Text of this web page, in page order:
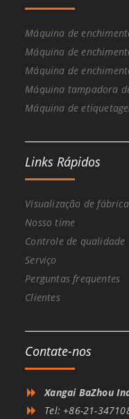
Máquina de
Máquina de
Máquina de
Máquina tampadora
Máquina de
Links Rápidos
Visualização de fábrica
Nosso time
Controle de qualidade
Serviço
Perguntas frequentes
Clientes
Contate-nos
Xangai BaZhou
Tel: +86-21-